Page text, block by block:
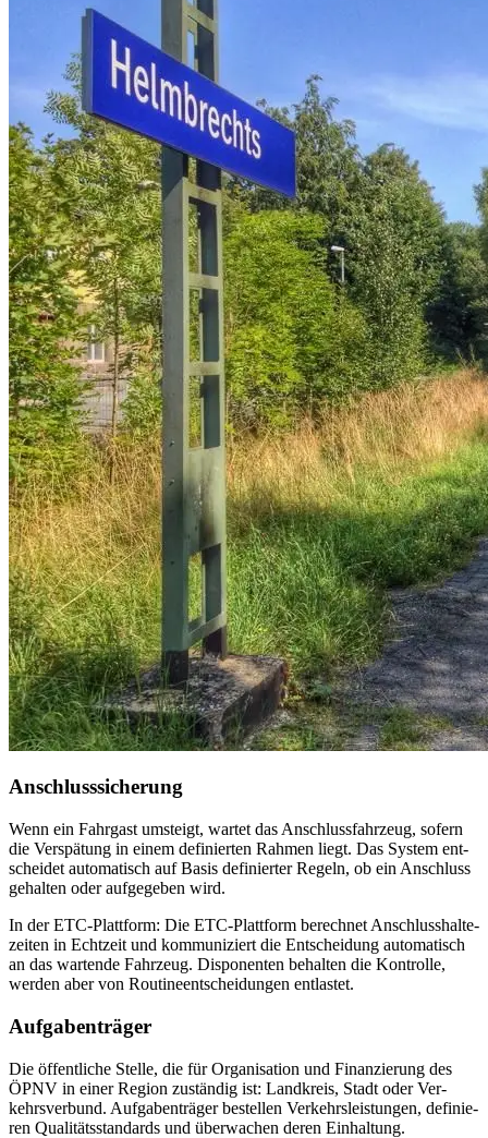
An­schluss­si­che­rung
Wenn ein Fahr­gast um­steigt, war­tet das An­schluss­fahr­zeug, so­fern
die Ver­spä­tung in ei­nem de­fi­nier­ten Rah­men liegt. Das Sys­tem ent­
schei­det au­to­ma­tisch auf Ba­sis de­fi­nier­ter Re­geln, ob ein An­schluss
ge­hal­ten oder auf­ge­ge­ben wird.
In der ETC-Platt­form: Die ETC-Platt­form be­rech­net An­schluss­hal­te­
zei­ten in Echt­zeit und kom­mu­ni­ziert die Ent­schei­dung au­to­ma­tisch
an das war­ten­de Fahr­zeug. Dis­po­nen­ten be­hal­ten die Kon­trol­le,
wer­den aber von Rou­ti­neent­schei­dun­gen ent­las­tet.
Auf­ga­ben­trä­ger
Die öf­fent­li­che Stel­le, die für Or­ga­ni­sa­ti­on und Fi­nan­zie­rung des
ÖPNV in ei­ner Re­gi­on zu­stän­dig ist: Land­kreis, Stadt oder Ver­
kehrs­ver­bund. Auf­ga­ben­trä­ger be­stel­len Ver­kehrs­leis­tun­gen, de­fi­nie­
ren Qua­li­täts­stan­dards und über­wa­chen de­ren Ein­hal­tung.